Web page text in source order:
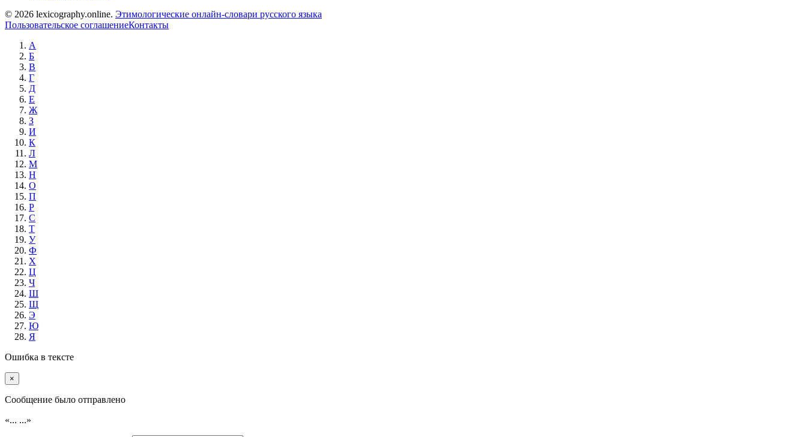
© 2026 lexicography.online. Этимологические онлайн-словари русского языка
Пользовательское соглашениеКонтакты
А
Б
В
Г
Д
Е
Ж
З
И
К
Л
М
Н
О
П
Р
С
Т
У
Ф
Х
Ц
Ч
Ш
Щ
Э
Ю
Я
Ошибка в тексте
×
Cообщение было отправлено
«... ...»